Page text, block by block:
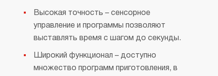
Высокая точность – сенсорное
управление и программы позволяют
выставлять время с шагом до секунды.
Широкий функционал – доступно
множество программ приготовления, в